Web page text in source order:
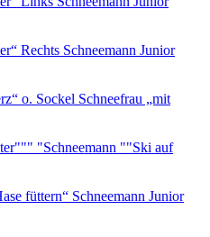
Schneemann Junior
Schneefrau „mit
"Schneemann ""Ski auf
Schneemann Junior